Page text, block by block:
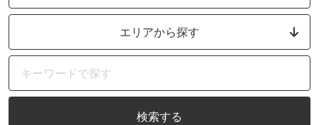
エリアから探す
検索する